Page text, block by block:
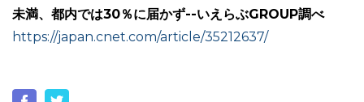
ホームページ制作について プラン紹介･制作の流れ
未満、都内では30％に届かず--いえらぶGROUP調べ
https://japan.cnet.com/article/35212637/